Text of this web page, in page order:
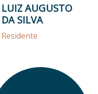
LUIZ AUGUSTO
DA SILVA
Residente